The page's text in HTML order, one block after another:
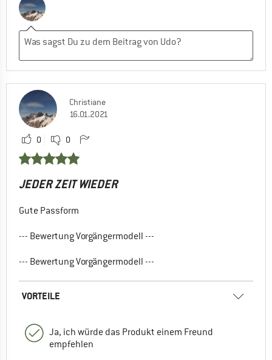
Christiane
16.01.2021
0 0
JEDER ZEIT WIEDER
Gute Passform
--- Bewertung Vorgängermodell ---
--- Bewertung Vorgängermodell ---
VORTEILE
Ja, ich würde das Produkt einem Freund
empfehlen